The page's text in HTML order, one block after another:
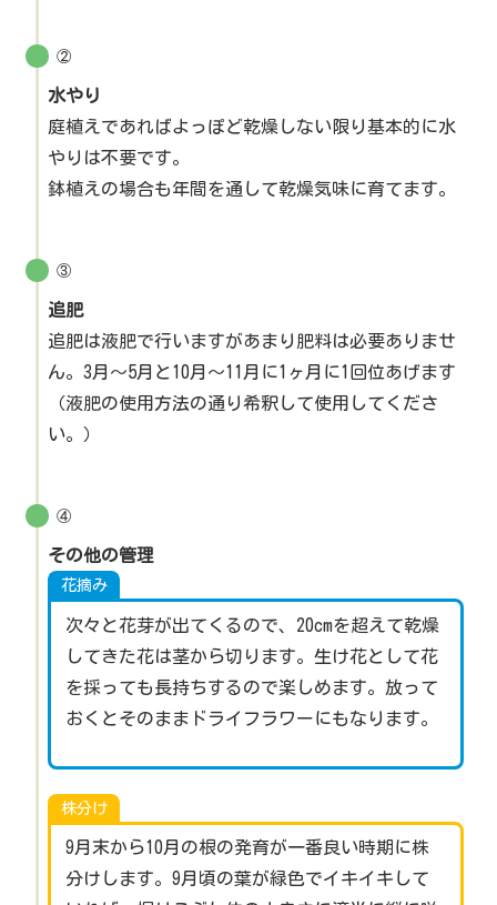
②
水やり
庭植えであればよっぽど乾燥しない限り基本的に水
やりは不要です。
鉢植えの場合も年間を通して乾燥気味に育てます。
③
追肥
追肥は液肥で行いますがあまり肥料は必要ありませ
ん。3月～5月と10月～11月に1ヶ月に1回位あげます
（液肥の使用方法の通り希釈して使用してくださ
い。）
④
その他の管理
花摘み
次々と花芽が出てくるので、20cmを超えて乾燥
してきた花は茎から切ります。生け花として花
を採っても長持ちするので楽しめます。放って
おくとそのままドライフラワーにもなります。
株分け
9月末から10月の根の発育が一番良い時期に株
分けします。9月頃の葉が緑色でイキイキして